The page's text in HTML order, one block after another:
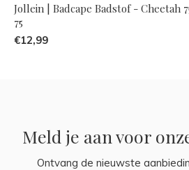
Jollein | Badcape Badstof - Cheetah
75
€12,99
Meld je aan voor
Ontvang de nieuwste